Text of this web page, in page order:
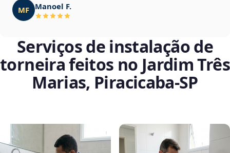
MF Manoel F.
Serviços de instalação de
torneira feitos no Jardim Três
Marias, Piracicaba‑SP